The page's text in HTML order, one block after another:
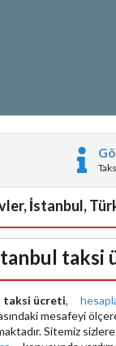
İstanbul,
taksi
taksi ücreti,
mesafeyi
Sitemiz